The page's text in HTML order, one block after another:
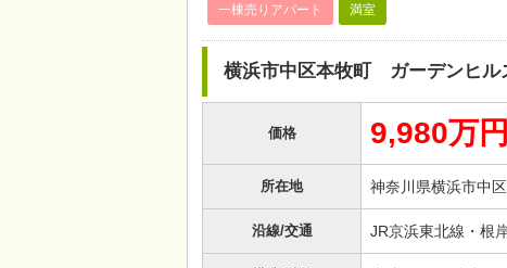
青森
秋田
岩手
宮城
山形
福島
東京
埼玉
神奈川
千葉
茨城
栃木
群馬
新潟
富山
石川
福井
長野
山梨
静岡
愛知
岐阜
三重
大阪
兵庫
京都
滋賀
奈良
和歌山
鳥取
岡山
島根
広島
山口
香川
徳島
愛媛
高知
福岡
佐賀
長崎
熊本
大分
宮崎
鹿児島
沖縄
一棟売りアパート 満室
横浜市中区本牧町 ガーデンヒ
価格 9,980万円
所在地 神奈川県横浜市中
沿線/交通 JR京浜東北線・根